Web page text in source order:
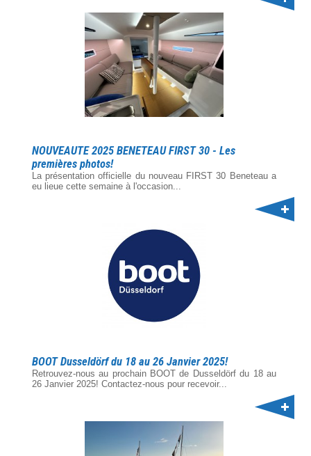
NOUVEAUTE 2025 BENETEAU FIRST 30 - Les
premières photos!
La présentation officielle du nouveau FIRST 30 Beneteau a
eu lieue cette semaine à l'occasion...
BOOT Dusseldörf du 18 au 26 Janvier 2025!
Retrouvez-nous au prochain BOOT de Dusseldörf du 18 au
26 Janvier 2025! Contactez-nous pour recevoir...